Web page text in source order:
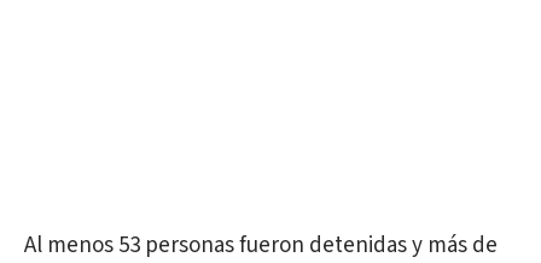
Al menos 53 personas fueron detenidas y más de